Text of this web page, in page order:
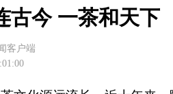
古今 一茶和天下
客户端